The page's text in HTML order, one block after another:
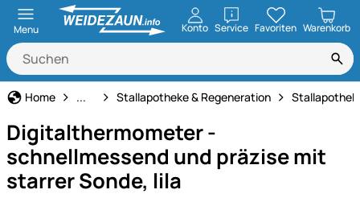
Menu Konto ServiceöffnenFavoriten Warenkorb
Home Pferdepflege
... Stallapotheke & Regeneration
Digitalthermometer -
schnellmessend und präzise mit
starrer Sonde, lila